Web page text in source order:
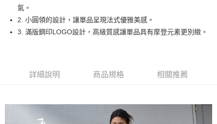
大哥付你分期
相關說明
【大哥付你分期使用說明】
1.本服務由台灣大哥大提供，台灣大哥大用戶可立即使用無須另外申請。
3.實際核准額度、可分期數及費用金額請依後續交易確認頁面所載為準。
【繳款方式說明】
1.分期款項不併入電信帳單，「大哥付你分期」於每月結算日後寄送繳費提
AFTEE先享後付
便利好安心！
【「AFTEE先享後付」結帳流程】
全家取貨付款
氣。
2. 小圓領的設計，讓單品呈現法式優雅美感。
3. 滿版鋼印LOGO設計，高級質感讓單品具有摩登元素更別緻。
詳細說明 商品規格 相關推薦